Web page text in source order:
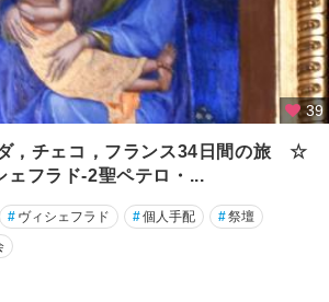
39
，チェコ，フランス34日間の旅 ☆
フラド-2聖ペテロ・...
# ヴィシェフラド #個人手配 #祭壇